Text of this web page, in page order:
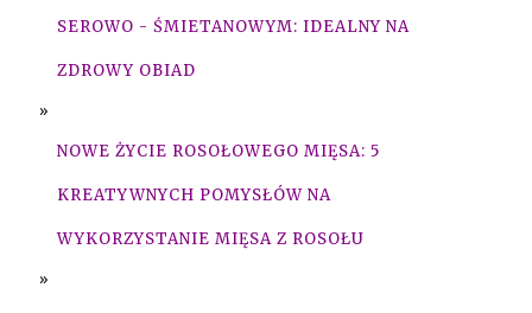
SEROWO - ŚMIETANOWYM: IDEALNY NA
ZDROWY OBIAD
NOWE ŻYCIE ROSOŁOWEGO MIĘSA: 5
KREATYWNYCH POMYSŁÓW NA
WYKORZYSTANIE MIĘSA Z ROSOŁU